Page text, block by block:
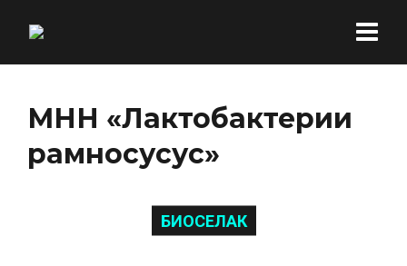
МНН «Лактобактерии
рамносусус»
БИОСЕЛАК